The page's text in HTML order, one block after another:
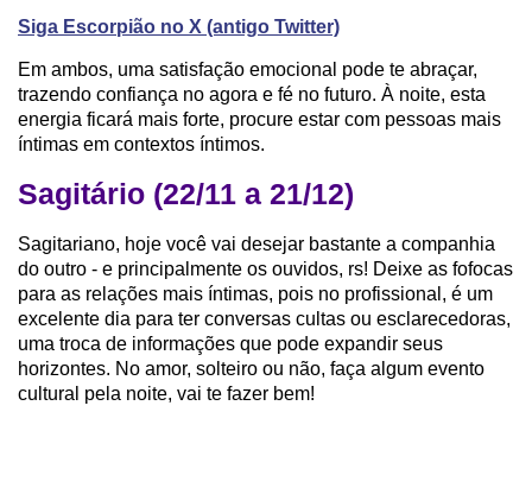
Siga Escorpião no X (antigo Twitter)
Em ambos, uma satisfação emocional pode te abraçar,
trazendo confiança no agora e fé no futuro. À noite, esta
energia ficará mais forte, procure estar com pessoas mais
íntimas em contextos íntimos.
Sagitário (22/11 a 21/12)
Sagitariano, hoje você vai desejar bastante a companhia
do outro - e principalmente os ouvidos, rs! Deixe as fofocas
para as relações mais íntimas, pois no profissional, é um
excelente dia para ter conversas cultas ou esclarecedoras,
uma troca de informações que pode expandir seus
horizontes. No amor, solteiro ou não, faça algum evento
cultural pela noite, vai te fazer bem!